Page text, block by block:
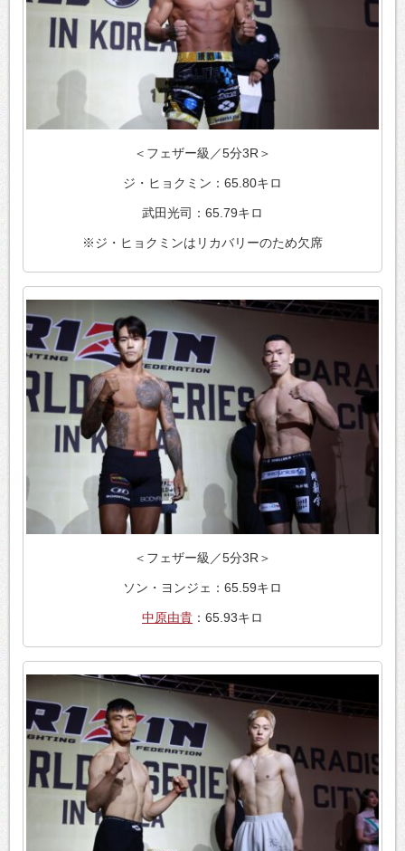
＜フェザー級／5分3R＞
ジ・ヒョクミン：65.80キロ
武田光司：65.79キロ
※ジ・ヒョクミンはリカバリーのため欠席
＜フェザー級／5分3R＞
ソン・ヨンジェ：65.59キロ
中原由貴 ：65.93キロ